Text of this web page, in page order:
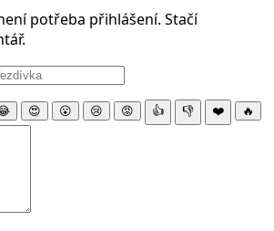
potřeba přihlášení. Stačí
😍 😮 😢 😡 👍 👎 ❤️ 🔥